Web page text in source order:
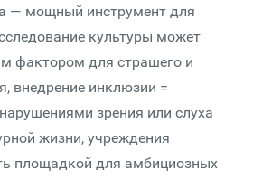
— мощный инструмент для
культуры может
фактором для страшего и
внедрение инклюзии =
зрения или слуха
жизни, учреждения
площадкой для амбициозных